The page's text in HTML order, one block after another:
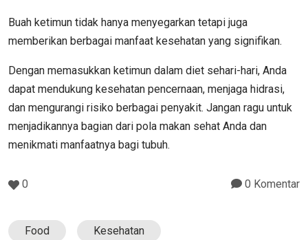
Buah ketimun tidak hanya menyegarkan tetapi juga
memberikan berbagai manfaat kesehatan yang signifikan.
Dengan memasukkan ketimun dalam diet sehari-hari, Anda
dapat mendukung kesehatan pencernaan, menjaga hidrasi,
dan mengurangi risiko berbagai penyakit. Jangan ragu untuk
menjadikannya bagian dari pola makan sehat Anda dan
menikmati manfaatnya bagi tubuh.
0 0 Komentar
Food Kesehatan